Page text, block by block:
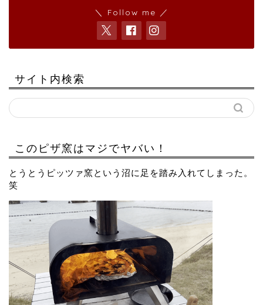
＼ Follow me ／
サイト内検索
このピザ窯はマジでヤバい！
とうとうピッツァ窯という沼に足を踏み入れてしまった。
笑